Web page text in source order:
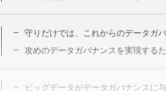
守りだけでは、これからのデータガ
攻めのデータガバナンスを実現する
ビッグデータがデータガバナンスに